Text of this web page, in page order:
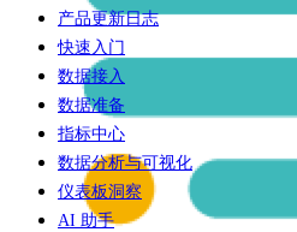
产品更新日志
快速入门
数据接入
数据准备
指标中心
数据分析与可视化
仪表板洞察
AI 助手